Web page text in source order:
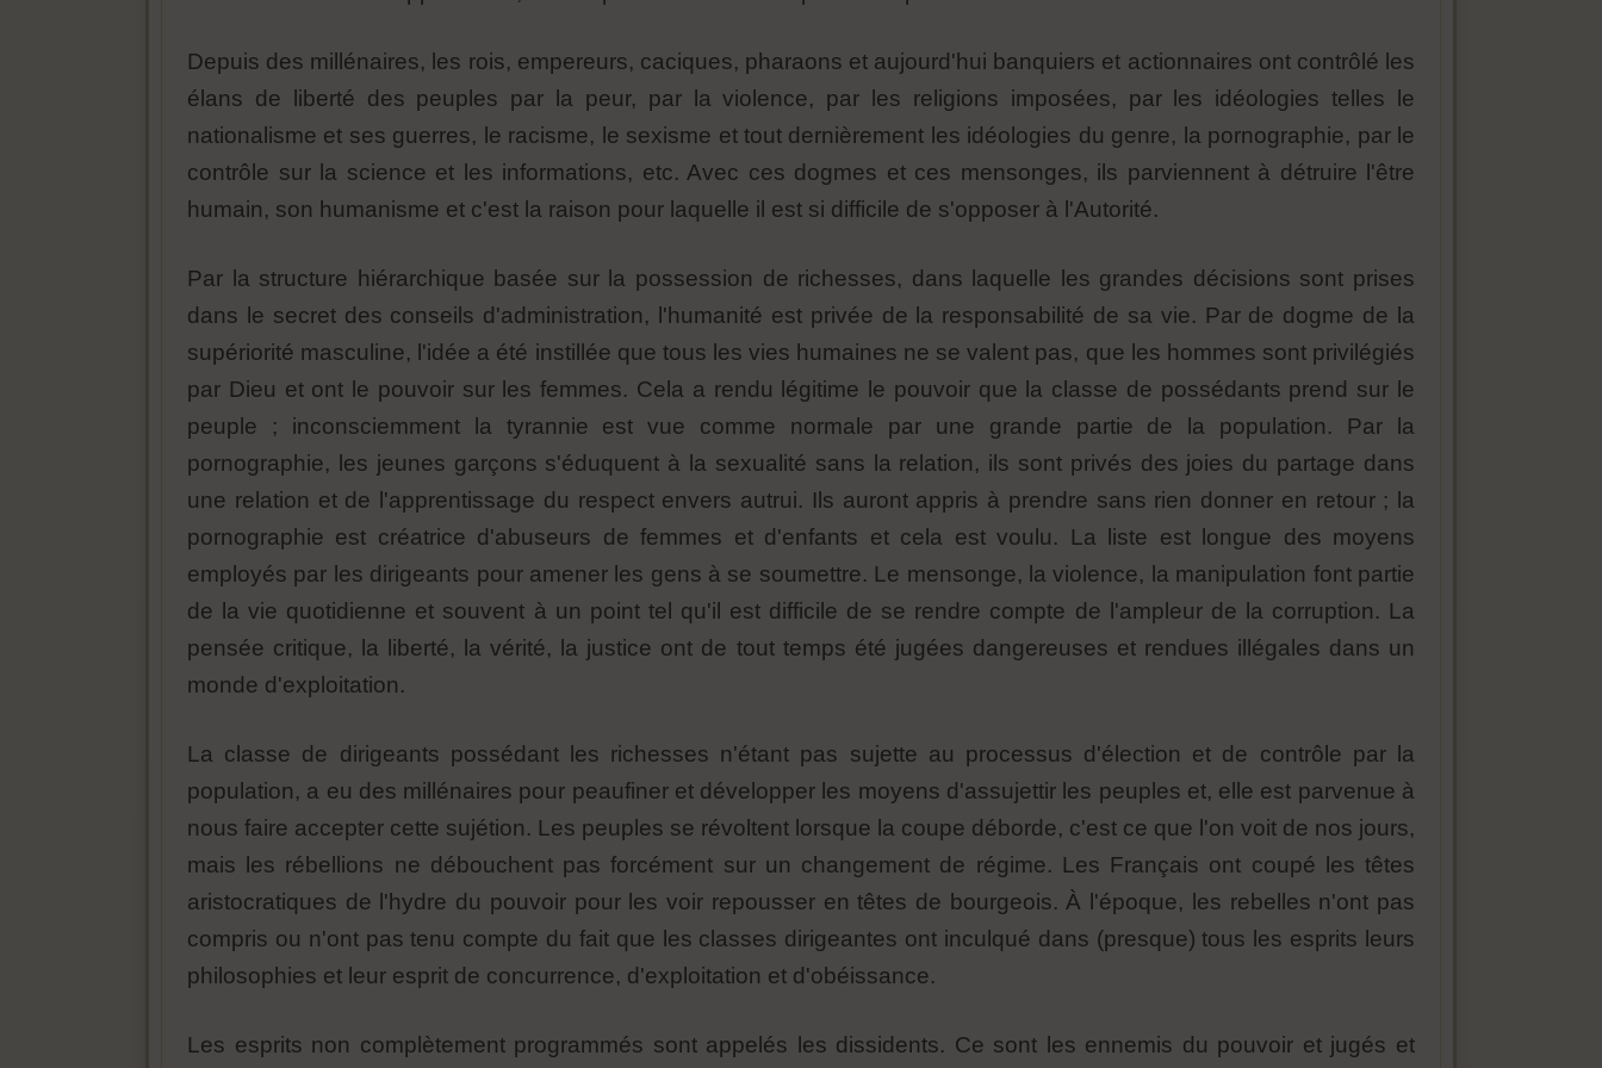
Depuis des millénaires, les rois, empereurs, caciques, pharaons et aujourd'hui banquiers et actionnaires ont contrôlé les
élans de liberté des peuples par la peur, par la violence, par les religions imposées, par les idéologies telles le
nationalisme et ses guerres, le racisme, le sexisme et tout dernièrement les idéologies du genre, la pornographie, par le
contrôle sur la science et les informations, etc. Avec ces dogmes et ces mensonges, ils parviennent à détruire l'être
humain, son humanisme et c'est la raison pour laquelle il est si difficile de s'opposer à l'Autorité.
Par la structure hiérarchique basée sur la possession de richesses, dans laquelle les grandes décisions sont prises
dans le secret des conseils d'administration, l'humanité est privée de la responsabilité de sa vie. Par de dogme de la
supériorité masculine, l'idée a été instillée que tous les vies humaines ne se valent pas, que les hommes sont privilégiés
par Dieu et ont le pouvoir sur les femmes. Cela a rendu légitime le pouvoir que la classe de possédants prend sur le
peuple ; inconsciemment la tyrannie est vue comme normale par une grande partie de la population. Par la
pornographie, les jeunes garçons s'éduquent à la sexualité sans la relation, ils sont privés des joies du partage dans
une relation et de l'apprentissage du respect envers autrui. Ils auront appris à prendre sans rien donner en retour ; la
pornographie est créatrice d'abuseurs de femmes et d'enfants et cela est voulu. La liste est longue des moyens
employés par les dirigeants pour amener les gens à se soumettre. Le mensonge, la violence, la manipulation font partie
de la vie quotidienne et souvent à un point tel qu'il est difficile de se rendre compte de l'ampleur de la corruption. La
pensée critique, la liberté, la vérité, la justice ont de tout temps été jugées dangereuses et rendues illégales dans un
monde d'exploitation.
La classe de dirigeants possédant les richesses n'étant pas sujette au processus d'élection et de contrôle par la
population, a eu des millénaires pour peaufiner et développer les moyens d'assujettir les peuples et, elle est parvenue à
nous faire accepter cette sujétion. Les peuples se révoltent lorsque la coupe déborde, c'est ce que l'on voit de nos jours,
mais les rébellions ne débouchent pas forcément sur un changement de régime. Les Français ont coupé les têtes
aristocratiques de l'hydre du pouvoir pour les voir repousser en têtes de bourgeois. À l'époque, les rebelles n'ont pas
compris ou n'ont pas tenu compte du fait que les classes dirigeantes ont inculqué dans (presque) tous les esprits leurs
philosophies et leur esprit de concurrence, d'exploitation et d'obéissance.
Les esprits non complètement programmés sont appelés les dissidents. Ce sont les ennemis du pouvoir et jugés et